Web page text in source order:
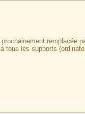
remplacée
tous les supports